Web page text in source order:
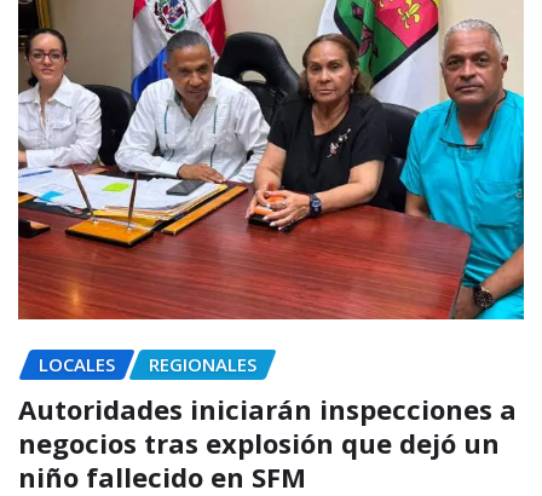
LOCALES REGIONALES
Autoridades iniciarán inspecciones a
negocios tras explosión que dejó un
niño fallecido en SFM